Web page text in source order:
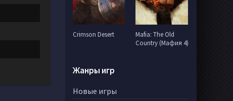
Crimson Desert
Mafia: The Old
Country (Мафия 4)
Жанры игр
Новые игры